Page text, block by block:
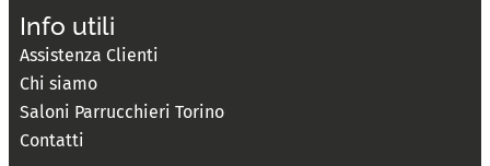
Info utili
Assistenza Clienti
Chi siamo
Saloni Parrucchieri Torino
Contatti